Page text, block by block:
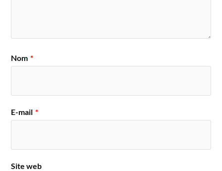
Nom *
E-mail *
Site web